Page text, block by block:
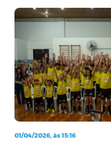
01/04/2026, às 15:16